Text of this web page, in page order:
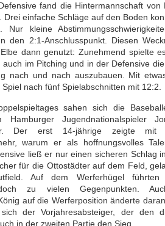
fand die Hintermannschaft von
Drei einfache Schläge auf den Boden
Nur kleine
den 2:1-Anschlusspunkt. Diesen
dann genutzt: Zunehmend spielte
im Pitching und in der Defensive
nach und nach auszubauen. Mit
nach fünf Spielabschnitten mit 12:2.
sahen sich die
Jugendnationalspieler
Der erst 14-jährige zeigte mit
warum er als hoffnungsvolles
ließ er nur einen sicheren Schlag
für die Ottostädter auf dem Feld,
Auf dem Werferhügel führten
zu vielen Gegenpunkten.
auf die Werferposition änderte
der Vorjahresabsteiger, der den
in der zweiten Partie den Sieg.